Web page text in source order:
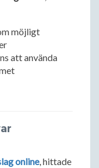
möjligt
att använda
online, hittade